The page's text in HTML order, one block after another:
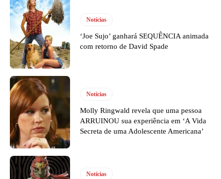
Notícias
‘Joe Sujo’ ganhará SEQUÊNCIA animada
com retorno de David Spade
Notícias
Molly Ringwald revela que uma pessoa
ARRUINOU sua experiência em ‘A Vida
Secreta de uma Adolescente Americana’
Notícias